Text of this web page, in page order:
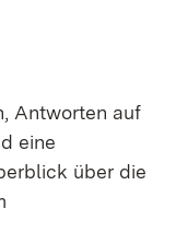
Antworten auf
eine
über die